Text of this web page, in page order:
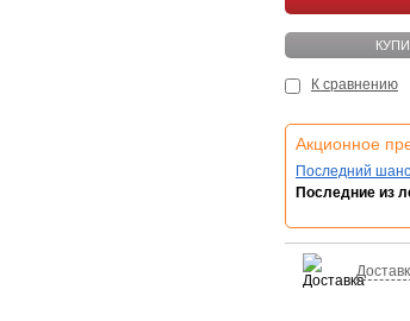
К сравнению
Акционное
Последний
Последние из